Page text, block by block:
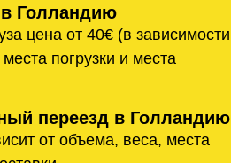
Голландию
цена от 40€ (в зависимости
погрузки и места
переезд в Голландию
от объема, веса, места